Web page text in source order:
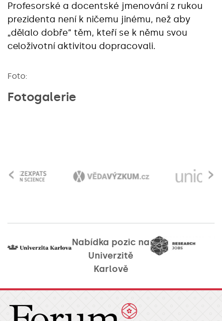
Profesorské a docentské jmenování z rukou
prezidenta není k ničemu jinému, než aby
„dělalo dobře“ těm, kteří se k němu svou
celoživotní aktivitou dopracovali.
Foto:
Fotogalerie
›
‹
Nabídka pozic na
Univerzitě
Karlově